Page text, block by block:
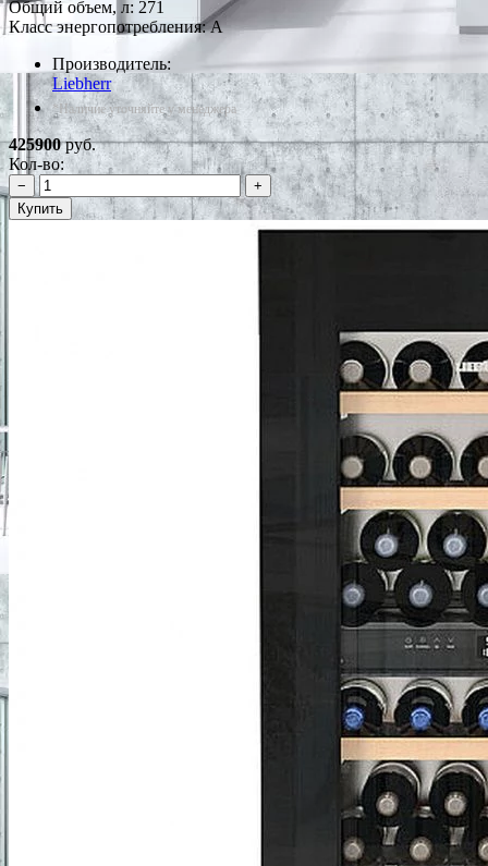
Общий объем, л: 271
Класс энергопотребления: A
Производитель:
Liebherr
*Наличие уточняйте у менеджера
425900руб.
Кол-во:
−
+
Купить